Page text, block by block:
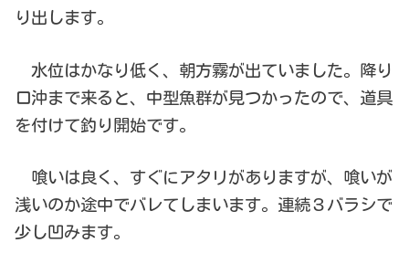
り出します。
水位はかなり低く、朝方霧が出ていました。降り
口沖まで来ると、中型魚群が見つかったので、道具
を付けて釣り開始です。
喰いは良く、すぐにアタリがありますが、喰いが
浅いのか途中でバレてしまいます。連続３バラシで
少し凹みます。